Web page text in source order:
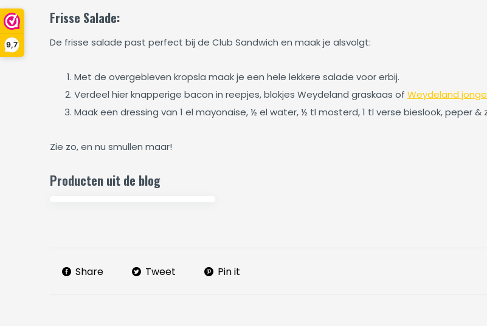
9,7
Frisse Salade:
De frisse salade past perfect bij de Club Sandwich en maak je alsvolgt:
Met de overgebleven kropsla maak je een hele lekkere salade voor erbij.
Verdeel hier knapperige bacon in reepjes, blokjes Weydeland graskaas of Weydeland
Maak een dressing van 1 el mayonaise, ½ el water, ½ tl mosterd, 1 tl verse bieslook, peper
Zie zo, en nu smullen maar!
Producten uit de blog
Share Tweet Pin it